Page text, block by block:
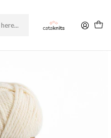
Autumn/Winter Bio Wool